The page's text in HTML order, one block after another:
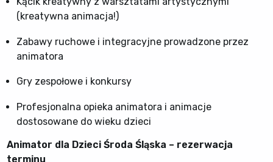
(kreatywna animacja!)
Zabawy ruchowe i integracyjne prowadzone przez
animatora
Gry zespołowe i konkursy
Profesjonalna opieka animatora i animacje
dostosowane do wieku dzieci
Animator dla Dzieci Środa Śląska – rezerwacja
terminu